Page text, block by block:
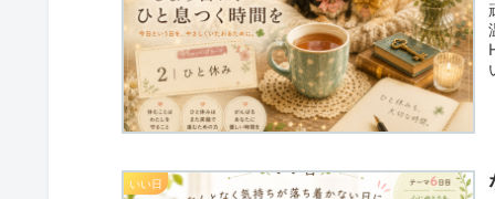
いい日